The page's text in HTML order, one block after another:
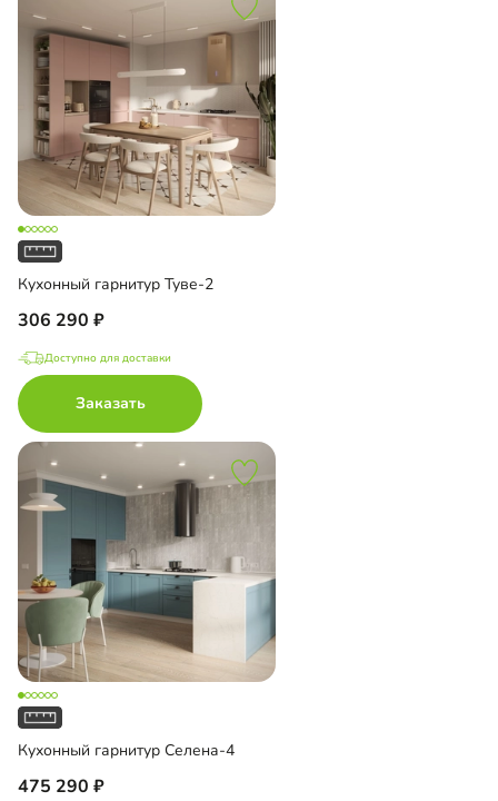
Кухонный гарнитур Туве-2
306 290
Доступно для доставки
Заказать
Кухонный гарнитур Селена-4
475 290